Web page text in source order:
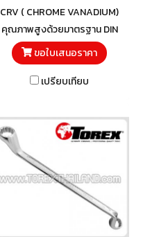
CRV ( CHROME VANADIUM)
คุณภาพสูงด้วยมาตรฐาน DIN
838 และวัสดุโครมวานาเดียม
ขอใบเสนอราคา
เปรียบเทียบ